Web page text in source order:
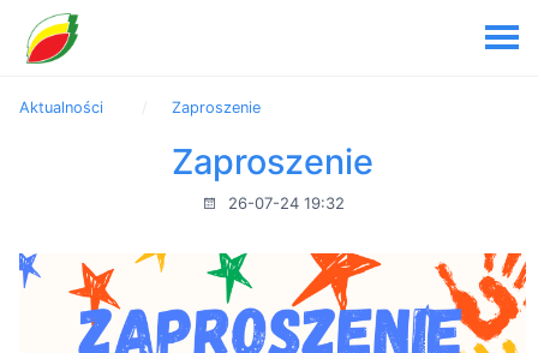
Aktualności Zaproszenie
Zaproszenie
26-07-24 19:32